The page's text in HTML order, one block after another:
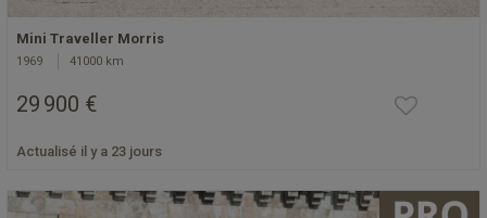
Mini Traveller Morris
1969 41000 km
29 900 €
Actualisé il y a 23 jours